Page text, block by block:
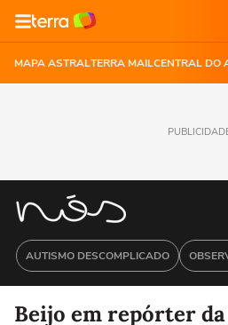
MAPA ASTRALTERRA MAILCENTRAL DO
AUTISMO DESCOMPLICADO
Beijo em repórter da